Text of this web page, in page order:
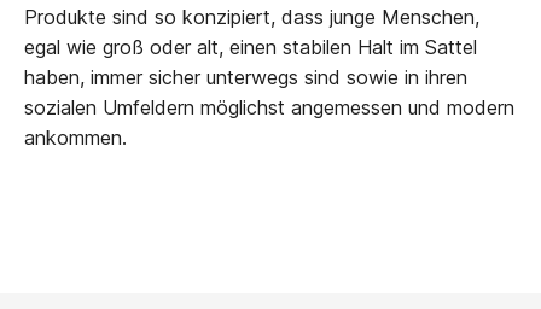
Produkte sind so konzipiert, dass junge Menschen,
egal wie groß oder alt, einen stabilen Halt im Sattel
haben, immer sicher unterwegs sind sowie in ihren
sozialen Umfeldern möglichst angemessen und modern
ankommen.